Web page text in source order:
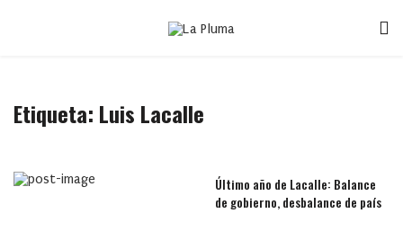
Etiqueta: Luis Lacalle
Último año de Lacalle: Balance
de gobierno, desbalance de país